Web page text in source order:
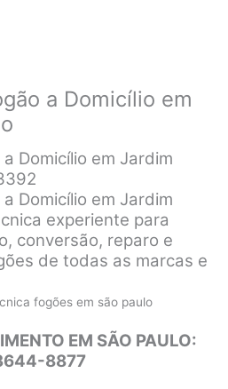
a Domicílio em
Domicílio em Jardim
Domicílio em Jardim
experiente para
conversão, reparo e
de todas as marcas e
EM SÃO PAULO:
8877